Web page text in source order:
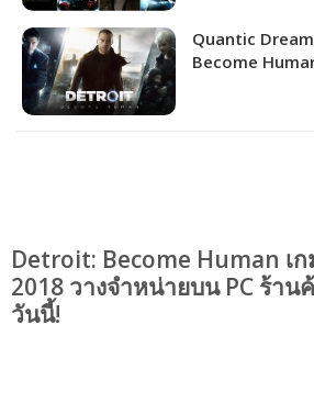
Quantic
Become
Detroit: Become Human เ
2018 วางจำหน่ายบน PC ร้าน
วันนี้!